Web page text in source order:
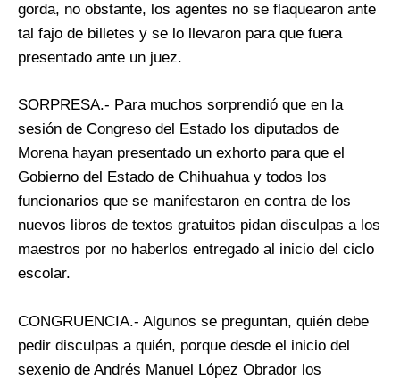
gorda, no obstante, los agentes no se flaquearon ante
tal fajo de billetes y se lo llevaron para que fuera
presentado ante un juez.
SORPRESA.- Para muchos sorprendió que en la
sesión de Congreso del Estado los diputados de
Morena hayan presentado un exhorto para que el
Gobierno del Estado de Chihuahua y todos los
funcionarios que se manifestaron en contra de los
nuevos libros de textos gratuitos pidan disculpas a los
maestros por no haberlos entregado al inicio del ciclo
escolar.
CONGRUENCIA.- Algunos se preguntan, quién debe
pedir disculpas a quién, porque desde el inicio del
sexenio de Andrés Manuel López Obrador los